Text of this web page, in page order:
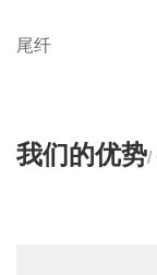
尾纤
我们的优势/